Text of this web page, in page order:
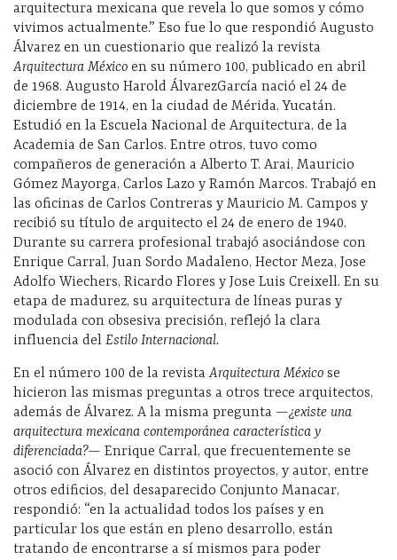
arquitectura mexicana que revela lo que somos y cómo
vivimos actualmente.” Eso fue lo que respondió Augusto
Álvarez en un cuestionario que realizó la revista
Arquitectura México en su número 100, publicado en abril
de 1968. Augusto Harold ÁlvarezGarcía nació el 24 de
diciembre de 1914, en la ciudad de Mérida, Yucatán.
Estudió en la Escuela Nacional de Arquitectura, de la
Academia de San Carlos. Entre otros, tuvo como
compañeros de generación a Alberto T. Arai, Mauricio
Gómez Mayorga, Carlos Lazo y Ramón Marcos. Trabajó en
las oficinas de Carlos Contreras y Mauricio M. Campos y
recibió su título de arquitecto el 24 de enero de 1940.
Durante su carrera profesional trabajó asociándose con
Enrique Carral, Juan Sordo Madaleno, Hector Meza, Jose
Adolfo Wiechers, Ricardo Flores y Jose Luis Creixell. En su
etapa de madurez, su arquitectura de líneas puras y
modulada con obsesiva precisión, reflejó la clara
influencia del Estilo Internacional.
En el número 100 de la revistaArquitectura México se
hicieron las mismas preguntas a otros trece arquitectos,
además de Álvarez. A la misma pregunta —¿existe una
arquitectura mexicana contemporánea característica y
diferenciada?— Enrique Carral, que frecuentemente se
asoció con Álvarez en distintos proyectos, y autor, entre
otros edificios, del desaparecido Conjunto Manacar,
respondió: “en la actualidad todos los países y en
particular los que están en pleno desarrollo, están
tratando de encontrarse a sí mismos para poder